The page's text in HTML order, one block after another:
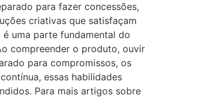
para fazer concessões,
criativas que satisfaçam
uma parte fundamental do
compreender o produto, ouvir
para compromissos, os
essas habilidades
Para mais artigos sobre